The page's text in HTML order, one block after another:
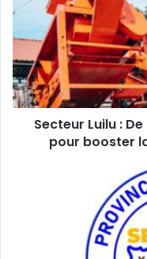
nouveaux
engins
agricoles
pour
booster
productivité
Secteur Luilu :
pour booster